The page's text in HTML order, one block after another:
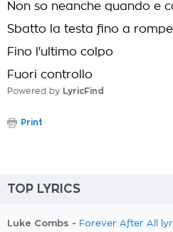
Non so neanche quando e
Sbatto la testa fino a
Fino l'ultimo colpo
Fuori controllo
Powered by LyricFind
Print
TOP LYRICS
Luke Combs - Forever After All